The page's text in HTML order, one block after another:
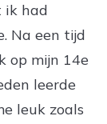
ik had
Na een tijd
op mijn 14e
leerde
leuk zoals